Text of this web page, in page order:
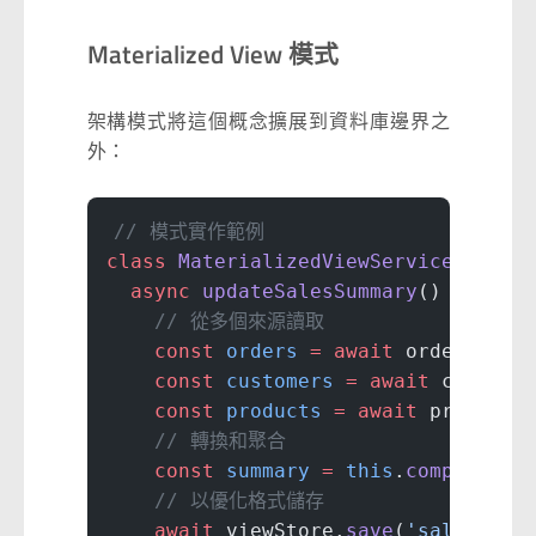
Materialized View 模式
架構模式將這個概念擴展到資料庫邊界之
外：
// 模式實作範例
class MaterializedViewService
  async
updateSalesSummary () {
    // 從多個來源讀取
    const
orders = await
    const
customers = await
    const
products = await
    // 轉換和聚合
    const
summary = this .
    // 以優化格式儲存
    await
viewStore. save (